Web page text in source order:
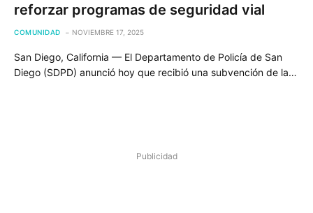
reforzar programas de seguridad vial
COMUNIDAD NOVIEMBRE 17, 2025
San Diego, California — El Departamento de Policía de San
Diego (SDPD) anunció hoy que recibió una subvención de la…
Publicidad